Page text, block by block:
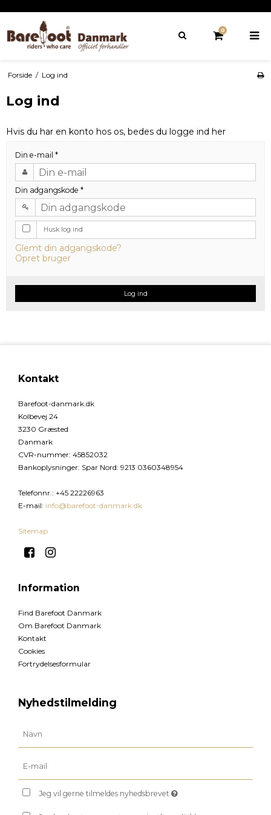
0
Forside / Log ind
Log ind
Hvis du har en konto hos os, bedes du logge ind her
Din e-mail *
Din adgangskode *
Husk log ind
Glemt din adgangskode?
Opret bruger
Log ind
Kontakt
Barefoot-danmark.dk
Kolbevej 24
3230 Græsted
Danmark
CVR-nummer: 45852032
Bankoplysninger: Spar Nord: 9213 0360348954
Telefonnr. : +45 22226963
E-mail: info@barefoot-danmark.dk
Sitemap
Information
Find Barefoot Danmark
Om Barefoot Danmark
Kontakt
Cookies
Fortrydelsesformular
Nyhedstilmelding
Jeg vil gerne tilmeldes nyhedsbrevet